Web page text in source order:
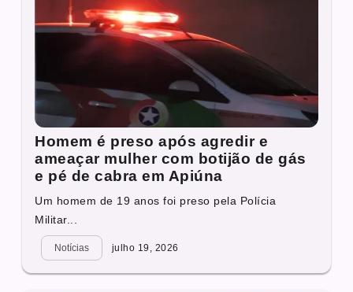
Homem é preso após agredir e
ameaçar mulher com botijão de gás
e pé de cabra em Apiúna
Um homem de 19 anos foi preso pela Polícia
Militar...
Notícias julho 19, 2026